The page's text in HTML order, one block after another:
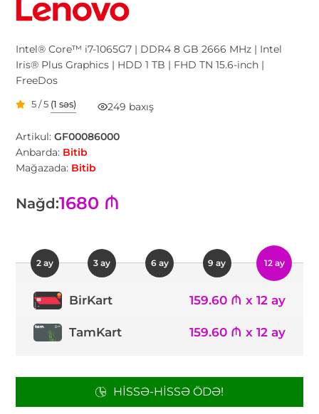
Intel® Core™ i7-1065G7 | DDR4 8 GB 2666 MHz | Intel
Iris® Plus Graphics | HDD 1 TB | FHD TN 15.6-inch |
FreeDos
5 / 5 (1 səs) 249 baxış
Artikul:GF00086000
Anbarda: Bitib
Mağazada: Bitib
Nağd:1680 ₼
2 ay 3 ay 6 ay 9 ay 12 ay
BirKart 159.60 ₼ x 12 ay
TamKart 159.60 ₼ x 12 ay
HISSƏ-HISSƏ ÖDƏ!